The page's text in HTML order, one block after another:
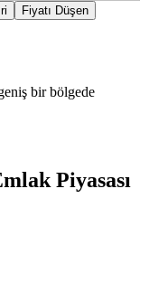
Fiyatı Düşen
bir bölgede
Piyasası